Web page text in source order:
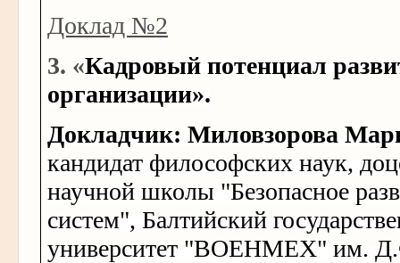
Доклад №2
3. «Кадровый потенциал
организации».
Докладчик: Миловзорова
кандидат философских наук,
научной школы "Безопасное
систем", Балтийский
университет "ВОЕНМЕХ" им.